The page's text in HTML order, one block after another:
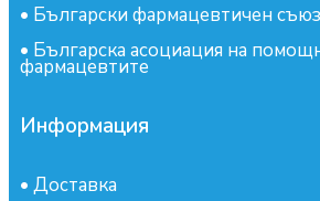
• Български фармацевтичен съюз
• Българска асоциация на
фармацевтите
Информация
• Доставка